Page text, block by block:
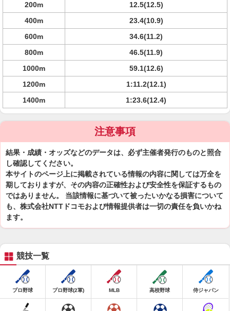
200m
12.5(12.5)
400m
23.4(10.9)
600m
34.6(11.2)
800m
46.5(11.9)
1000m
59.1(12.6)
1200m
1:11.2(12.1)
1400m
1:23.6(12.4)
注意事項
結果・成績・オッズなどのデータは、必ず主催者発行のものと照合
し確認してください。
本サイトのページ上に掲載されている情報の内容に関しては万全を
期しておりますが、その内容の正確性および安全性を保証するもの
ではありません。 当該情報に基づいて被ったいかなる損害について
も、株式会社NTTドコモおよび情報提供者は一切の責任を負いかね
ます。
競技一覧
プロ野球 プロ野球(2軍) MLB 高校野球 侍ジャパン